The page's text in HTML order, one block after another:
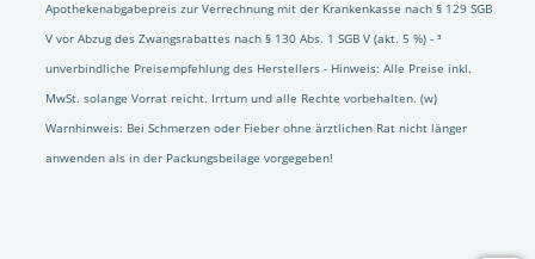
Apothekenabgabepreis zur Verrechnung mit der Krankenkasse nach § 129 SGB
V vor Abzug des Zwangsrabattes nach § 130 Abs. 1 SGB V (akt. 5 %) - ³
unverbindliche Preisempfehlung des Herstellers - Hinweis: Alle Preise inkl.
MwSt. solange Vorrat reicht. Irrtum und alle Rechte vorbehalten. (w)
Warnhinweis: Bei Schmerzen oder Fieber ohne ärztlichen Rat nicht länger
anwenden als in der Packungsbeilage vorgegeben!